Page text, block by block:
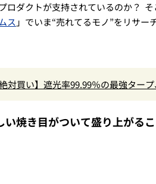
ロダクトが支持されているのか？
ス 」でいま“売れてるモノ”をリサー
対買い】遮光率99.99％の最強ター
い焼き目がついて盛り上がる